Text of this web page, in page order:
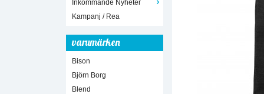
Inkommande Nyheter
Kampanj / Rea
varumärken
Bison
Björn Borg
Blend